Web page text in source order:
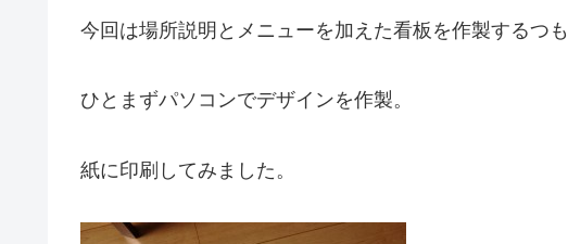
今回は場所説明とメニューを加えた看板を作製するつも
ひとまずパソコンでデザインを作製。
紙に印刷してみました。